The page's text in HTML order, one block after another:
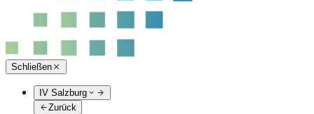
Schließen
IV Salzburg
Zurück